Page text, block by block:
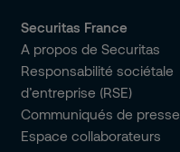
Securitas France
A propos de Securitas
Responsabilité sociétale
d’entreprise (RSE)
Communiqués de presse
Espace collaborateurs